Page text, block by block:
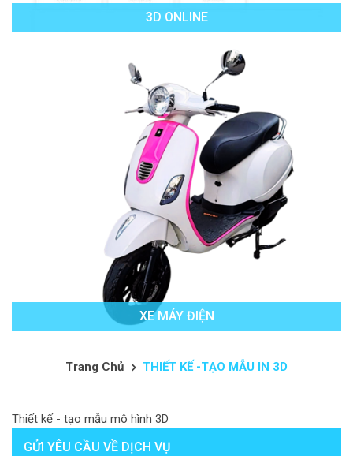
3D ONLINE
XE MÁY ĐIỆN
Trang Chủ THIẾT KẾ -TẠO MẪU IN 3D
Thiết kế - tạo mẫu mô hình 3D
GỬI YÊU CẦU VỀ DỊCH VỤ